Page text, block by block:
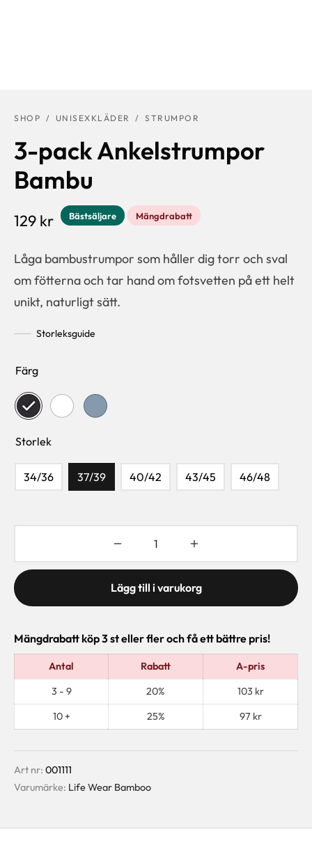
SHOP / UNISEXKLÄDER / STRUMPOR
3-pack Ankelstrumpor
Bambu
Bästsäljare
129 kr Mängdrabatt
Låga bambustrumpor som håller dig torr och sval
om fötterna och tar hand om fotsvetten på ett helt
unikt, naturligt sätt.
Storleksguide
Färg
Storlek
34/36 37/39 40/42 43/45 46/48
Lägg till i varukorg
Mängdrabatt köp 3 st eller fler och få ett bättre pris!
Antal Rabatt
A-pris
3 - 9
20% 103 kr
10 +
25% 97 kr
Art nr: 001111
Varumärke: Life Wear Bamboo